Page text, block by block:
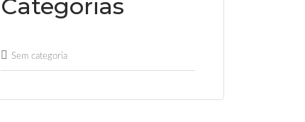
Categorias
Sem categoria